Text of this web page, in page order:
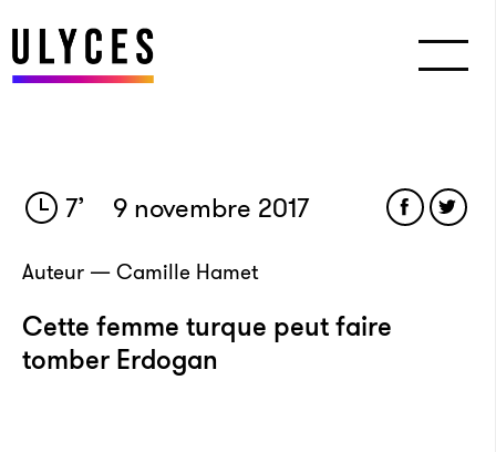
7’ 9 novembre 2017
Auteur — Camille Hamet
Cette femme turque peut faire
tomber Erdogan